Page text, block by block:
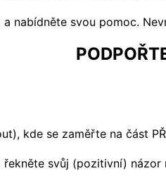
nabídněte svou pomoc.
kde se zaměřte na část
svůj (pozitivní)